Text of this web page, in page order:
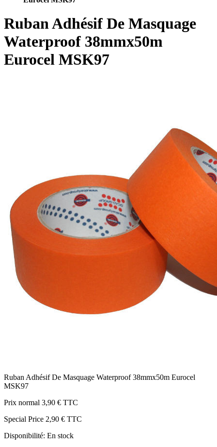
Ruban Adhésif De Masquage
Waterproof 38mmx50m
Eurocel MSK97
Ruban Adhésif De Masquage Waterproof 38mmx50m Eurocel
MSK97
Prix normal 3,90 € TTC
Special Price 2,90 € TTC
Disponibilité: En stock